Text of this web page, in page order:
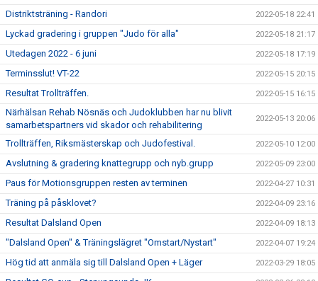
Distriktsträning - Randori 2022-05-18 22:41
Lyckad gradering i gruppen "Judo för alla" 2022-05-18 21:17
Utedagen 2022 - 6 juni 2022-05-18 17:19
Terminsslut! VT-22 2022-05-15 20:15
Resultat Trollträffen. 2022-05-15 16:15
Närhälsan Rehab Nösnäs och Judoklubben har nu blivit
samarbetspartners vid skador och rehabilitering
2022-05-13 20:06
Trollträffen, Riksmästerskap och Judofestival. 2022-05-10 12:00
Avslutning & gradering knattegrupp och nyb.grupp 2022-05-09 23:00
Paus för Motionsgruppen resten av terminen 2022-04-27 10:31
Träning på påsklovet? 2022-04-09 23:16
Resultat Dalsland Open 2022-04-09 18:13
"Dalsland Open" & Träningslägret "Omstart/Nystart" 2022-04-07 19:24
Hög tid att anmäla sig till Dalsland Open + Läger 2022-03-29 18:05